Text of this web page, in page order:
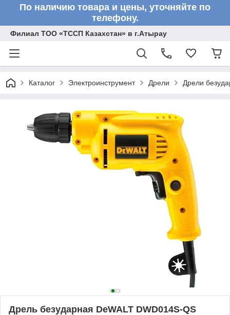
По наличию товара и цены, уточняйте по
телефону.
Филиал ТОО «ТССП Казахстан» в г.Атырау
Каталог Электроинструмент Дрели Дрели
Дрель безударная DeWALT DWD014S-QS